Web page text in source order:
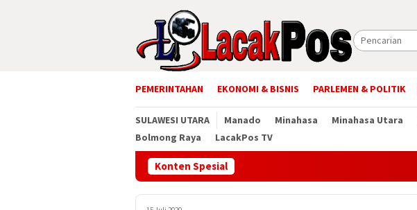
PEMERINTAHAN EKONOMI & BISNIS PARLEMEN & POLITIK
SULAWESI UTARA Manado Minahasa Minahasa Utara
Bolmong Raya
LacakPos TV
Konten Spesial